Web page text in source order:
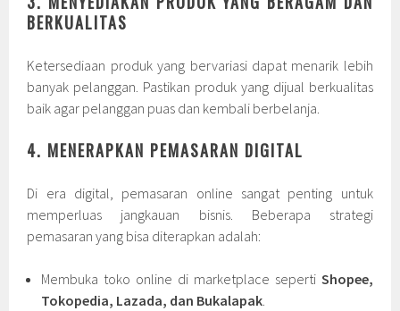
BERKUALITAS
Ketersediaan produk yang bervariasi dapat menarik lebih
banyak pelanggan. Pastikan produk yang dijual berkualitas
baik agar pelanggan puas dan kembali berbelanja.
4. MENERAPKAN PEMASARAN DIGITAL
Di era digital, pemasaran online sangat penting untuk
memperluas jangkauan bisnis. Beberapa strategi
pemasaran yang bisa diterapkan adalah:
Membuka toko online di marketplace seperti Shopee,
Tokopedia, Lazada, dan Bukalapak.